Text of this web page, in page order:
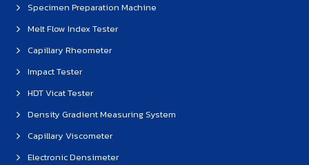
Specimen Preparation Machine
Melt Flow Index Tester
Capillary Rheometer
Impact Tester
HDT Vicat Tester
Density Gradient Measuring System
Capillary Viscometer
Electronic Densimeter